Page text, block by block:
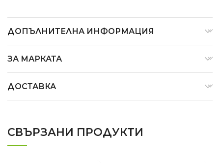
ДОПЪЛНИТЕЛНА ИНФОРМАЦИЯ
ЗА МАРКАТА
ДОСТАВКА
СВЪРЗАНИ ПРОДУКТИ